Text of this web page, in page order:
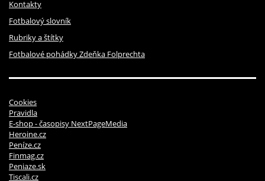
Kontakty
Fotbalový slovník
Rubriky a štítky
Fotbalové pohádky Zdeňka Folprechta
Cookies
Pravidla
E-shop - časopisy NextPageMedia
Heroine.cz
Peníze.cz
Finmag.cz
Peniaze.sk
Tiscali.cz